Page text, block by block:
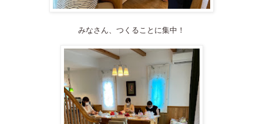
みなさん、つくることに集中！